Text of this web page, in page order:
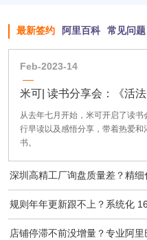
最新签约 阿里百科 常见问题
Feb-2023-14
米可| 读书分享会：《活法
从去年七月开始，米可开启了读
行早读以及感悟分享，带着热爱
书。